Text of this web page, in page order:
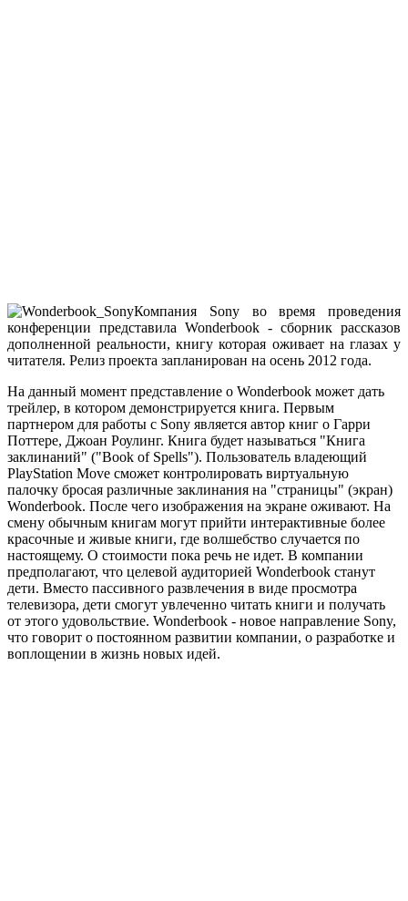
Компания Sony во время проведения
конференции представила Wonderbook - сборник рассказов
дополненной реальности, книгу которая оживает на глазах у
читателя. Релиз проекта запланирован на осень 2012 года.
На данный момент представление о Wonderbook может дать
трейлер, в котором демонстрируется книга. Первым
партнером для работы с Sony является автор книг о Гарри
Поттере, Джоан Роулинг. Книга будет называться "Книга
заклинаний" ("Book of Spells"). Пользователь владеющий
PlayStation Move сможет контролировать виртуальную
палочку бросая различные заклинания на "страницы" (экран)
Wonderbook. После чего изображения на экране оживают. На
смену обычным книгам могут прийти интерактивные более
красочные и живые книги, где волшебство случается по
настоящему. О стоимости пока речь не идет. В компании
предполагают, что целевой аудиторией Wonderbook станут
дети. Вместо пассивного развлечения в виде просмотра
телевизора, дети смогут увлеченно читать книги и получать
от этого удовольствие. Wonderbook - новое направление Sony,
что говорит о постоянном развитии компании, о разработке и
воплощении в жизнь новых идей.